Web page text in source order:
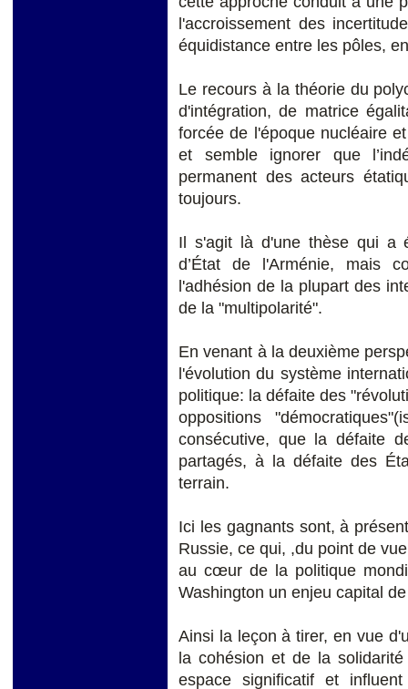
l'accroissement des
équidistance entre les pôles,
Le recours à la théorie du
d'intégration, de matrice
forcée de l'époque nucléaire
et semble ignorer que
permanent des acteurs
toujours.
Il s'agit là d'une thèse qui a
d’État de l'Arménie, mais
l'adhésion de la plupart des
de la "multipolarité".
En venant à la deuxième
l'évolution du système
politique: la défaite des
oppositions
consécutive, que la défaite
partagés, à la défaite des
terrain.
Ici les gagnants sont, à
Russie, ce qui, ,du point de
au cœur de la politique
Washington un enjeu capital
Ainsi la leçon à tirer, en vue
la cohésion et de la
espace significatif et